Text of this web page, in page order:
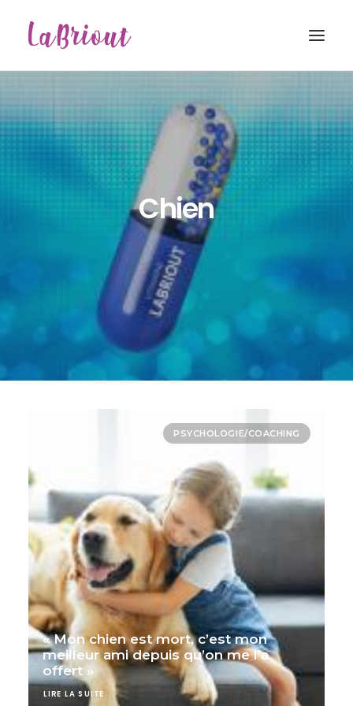
Recherche
Chien
PSYCHOLOGIE/COACHING
« Mon chien est mort, c’est mon
meilleur ami depuis qu’on me l’a
offert »
LIRE LA SUITE